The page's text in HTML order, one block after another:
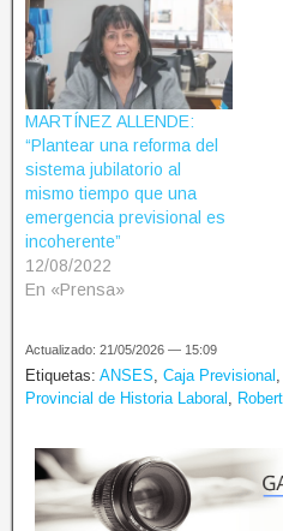
MARTÍNEZ ALLENDE:
“Plantear una reforma del
sistema jubilatorio al
mismo tiempo que una
emergencia previsional es
incoherente”
12/08/2022
En «Prensa»
Actualizado: 21/05/2026 — 15:09
Etiquetas: ANSES, Caja Previsional ,
Provincial de Historia Laboral ,